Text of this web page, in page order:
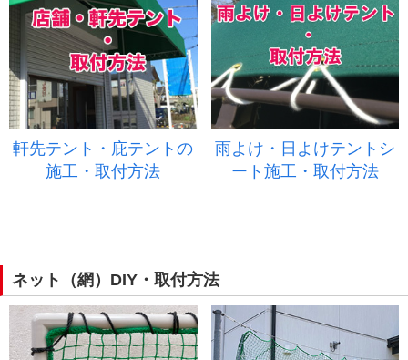
軒先テント・庇テントの
施工・取付方法
雨よけ・日よけテントシ
ート施工・取付方法
ネット（網）DIY・取付方法